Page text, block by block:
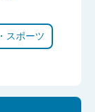
スポーツ